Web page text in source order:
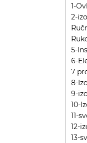
1-
2-
5-
6-
7-
8-
9-
10-
11-
12-
13-